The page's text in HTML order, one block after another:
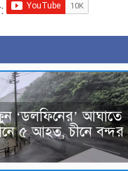
‘ডলফিনের’ আঘাতে
৫ আহত, চীনে বন্দর